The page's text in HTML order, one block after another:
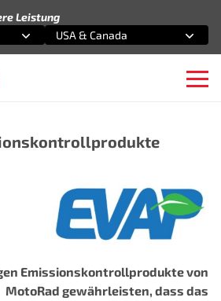
Leistung
USA & Canada
Emissionskontrollprodukte von
MotoRad gewährleisten, dass das